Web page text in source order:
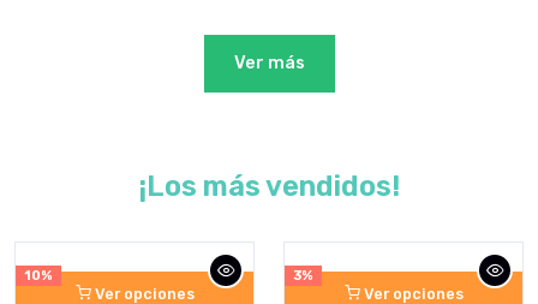
Ver más
¡Los más vendidos!
10%
Ver opciones
3%
Ver opciones